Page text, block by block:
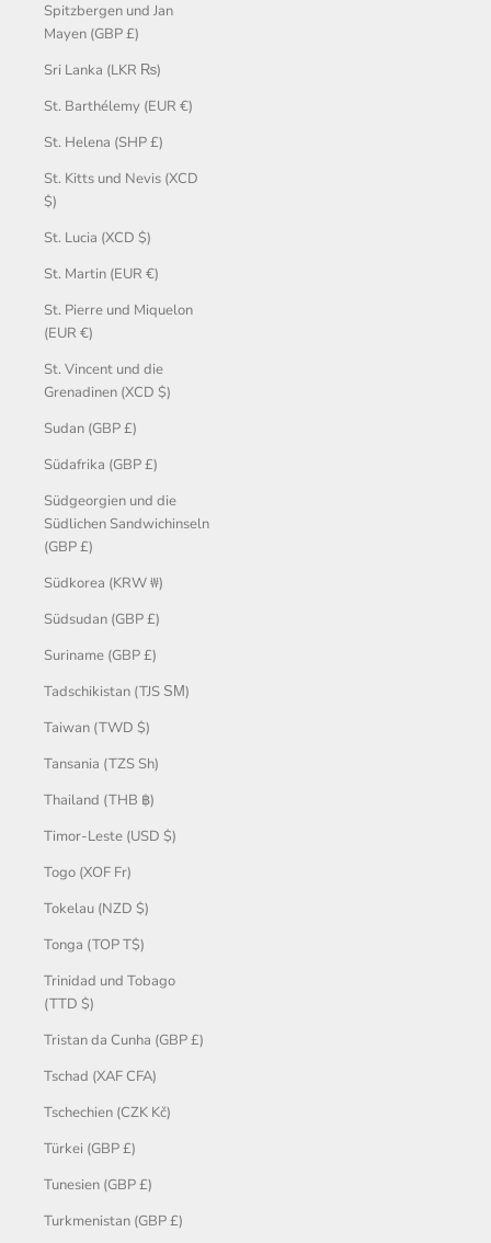
Spitzbergen und Jan
Mayen (GBP £)
Sri Lanka (LKR ₨)
St. Barthélemy (EUR €)
St. Helena (SHP £)
St. Kitts und Nevis (XCD
$)
St. Lucia (XCD $)
St. Martin (EUR €)
St. Pierre und Miquelon
(EUR €)
St. Vincent und die
Grenadinen (XCD $)
Sudan (GBP £)
Südafrika (GBP £)
Südgeorgien und die
Südlichen Sandwichinseln
(GBP £)
Südkorea (KRW ₩)
Südsudan (GBP £)
Suriname (GBP £)
Tadschikistan (TJS ЅМ)
Taiwan (TWD $)
Tansania (TZS Sh)
Thailand (THB ฿)
Timor-Leste (USD $)
Togo (XOF Fr)
Tokelau (NZD $)
Tonga (TOP T$)
Trinidad und Tobago
(TTD $)
Tristan da Cunha (GBP £)
Tschad (XAF CFA)
Tschechien (CZK Kč)
Türkei (GBP £)
Tunesien (GBP £)
Turkmenistan (GBP £)